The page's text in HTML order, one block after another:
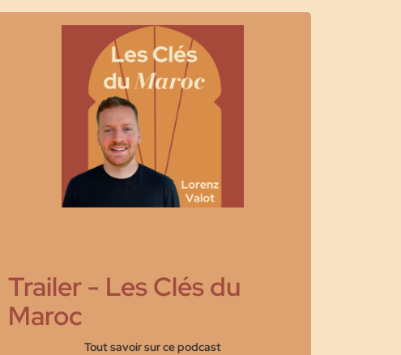
Trailer - Les Clés du
Maroc
Tout savoir sur ce podcast